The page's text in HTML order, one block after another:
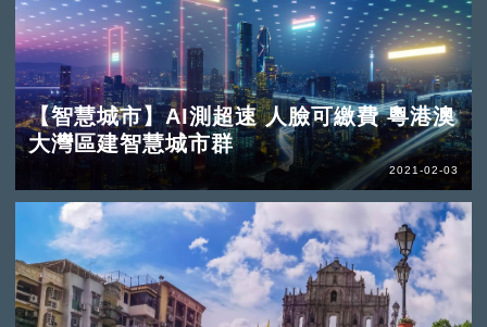
【智慧城市】AI測超速 人臉可繳費 粵港澳
大灣區建智慧城市群
2021-02-03